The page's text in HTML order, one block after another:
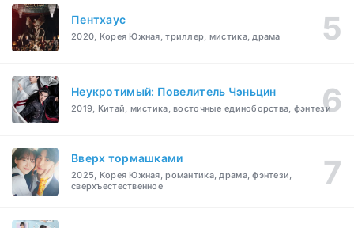
Пентхаус
2020, Корея Южная, триллер, мистика, драма
Неукротимый: Повелитель Чэньцин
2019, Китай, мистика, восточные единоборства, фэнтези
Вверх тормашками
2025, Корея Южная, романтика, драма, фэнтези,
сверхъестественное